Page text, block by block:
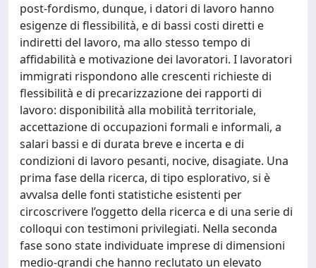
post-fordismo, dunque, i datori di lavoro hanno
esigenze di flessibilità, e di bassi costi diretti e
indiretti del lavoro, ma allo stesso tempo di
affidabilità e motivazione dei lavoratori. I lavoratori
immigrati rispondono alle crescenti richieste di
flessibilità e di precarizzazione dei rapporti di
lavoro: disponibilità alla mobilità territoriale,
accettazione di occupazioni formali e informali, a
salari bassi e di durata breve e incerta e di
condizioni di lavoro pesanti, nocive, disagiate. Una
prima fase della ricerca, di tipo esplorativo, si è
avvalsa delle fonti statistiche esistenti per
circoscrivere l’oggetto della ricerca e di una serie di
colloqui con testimoni privilegiati. Nella seconda
fase sono state individuate imprese di dimensioni
medio-grandi che hanno reclutato un elevato